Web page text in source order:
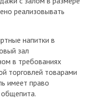
реализовывать
напитки в
зал
в требованиях
торговлей товарами
имеет право
общепита.